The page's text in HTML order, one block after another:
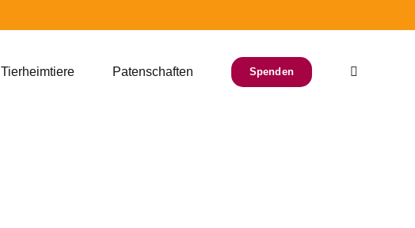
Tierheimtiere Patenschaften Spenden